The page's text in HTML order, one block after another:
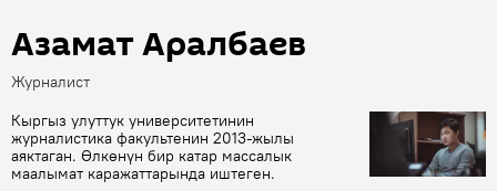
Азамат Аралбаев
Журналист
Кыргыз улуттук университетинин
журналистика факультенин 2013-жылы
аяктаган. Өлкөнүн бир катар массалык
маалымат каражаттарында иштеген.